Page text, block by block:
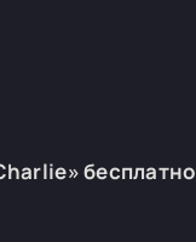
бесплатно